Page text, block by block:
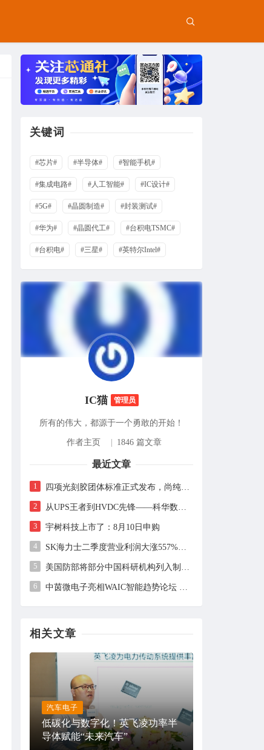
关键词
#芯片# #半导体# #智能手机#
#集成电路# #人工智能# #IC设计#
#5G# #晶圆制造# #封装测试#
#华为# #晶圆代工# #台积电TSMC#
#台积电# #三星# #英特尔Intel#
IC猫 管理员
所有的伟大，都源于一个勇敢的开始！
作者主页 1846 篇文章
最近文章
1 四项光刻胶团体标准正式发布，尚纯智造以设备商身份跻身标准起草席
2 从UPS王者到HVDC先锋——科华数据的“时代转身”
3 宇树科技上市了：8月10日申购
4 SK海力士二季度营业利润大涨557%，但未及市场预期
5 美国防部将部分中国科研机构列入制裁清单，中方回应
6 中茵微电子亮相WAIC智能趋势论坛 AI ASIC芯片定制平台赋能工业AI落地
相关文章
汽车电子
低碳化与数字化！英飞凌功率半
导体赋能“未来汽车”